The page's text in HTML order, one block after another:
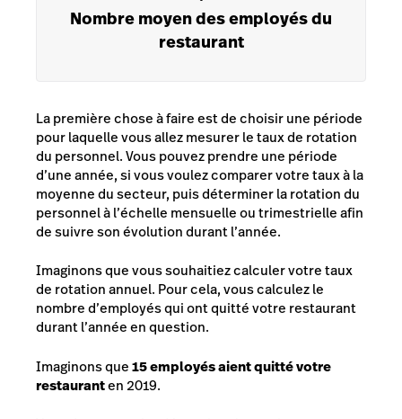
Nombre moyen des employés du
restaurant
La première chose à faire est de choisir une période
pour laquelle vous allez mesurer le taux de rotation
du personnel. Vous pouvez prendre une période
d’une année, si vous voulez comparer votre taux à la
moyenne du secteur, puis déterminer la rotation du
personnel à l’échelle mensuelle ou trimestrielle afin
de suivre son évolution durant l’année.
Imaginons que vous souhaitiez calculer votre taux
de rotation annuel. Pour cela, vous calculez le
nombre d’employés qui ont quitté votre restaurant
durant l’année en question.
Imaginons que15 employés aient quitté votre
restauranten 2019.